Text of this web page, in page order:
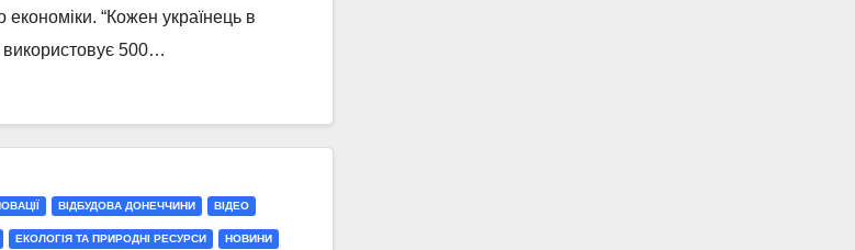
економіки. “Кожен українець в
500…
ВІДБУДОВА ДОНЕЧЧИНИ ВІДЕО
ЕКОЛОГІЯ ТА ПРИРОДНІ РЕСУРСИ НОВИНИ